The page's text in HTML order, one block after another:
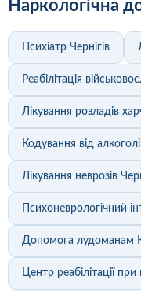
Наркологічна
Психіатр Чернігів
Реабілітація
Лікування розладів
Кодування від
Лікування неврозів
Психоневрологічний
Допомога лудоманам
Центр реабілітації